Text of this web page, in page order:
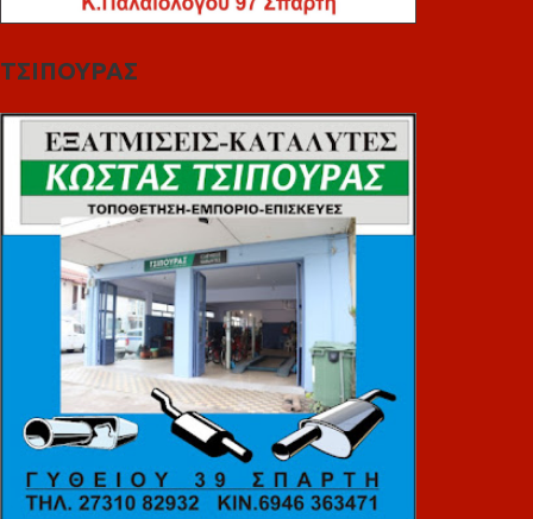
ΤΣΙΠΟΥΡΑΣ